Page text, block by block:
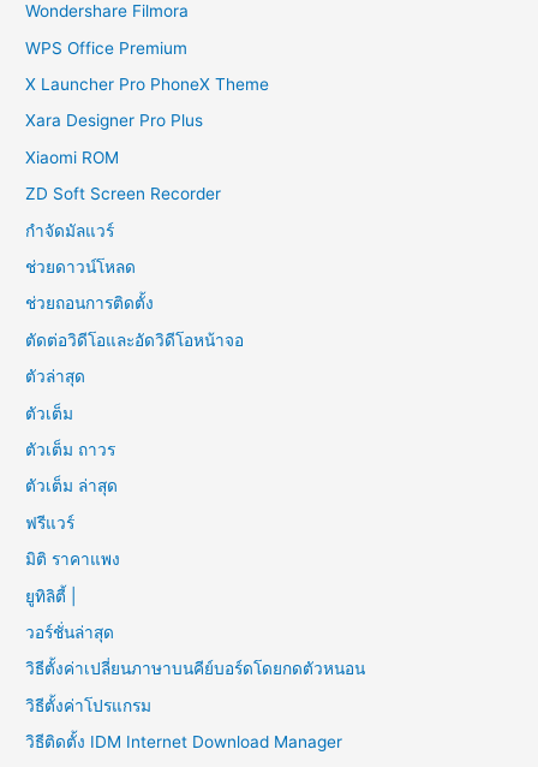
Wondershare Filmora
WPS Office Premium
X Launcher Pro PhoneX Theme
Xara Designer Pro Plus
Xiaomi ROM
ZD Soft Screen Recorder
กำจัดมัลแวร์
ช่วยดาวน์โหลด
ช่วยถอนการติดตั้ง
ตัดต่อวิดีโอและอัดวิดีโอหน้าจอ
ตัวล่าสุด
ตัวเต็ม
ตัวเต็ม ถาวร
ตัวเต็ม ล่าสุด
ฟรีแวร์
มิติ ราคาแพง
ยูทิลิตี้ |
วอร์ชั่นล่าสุด
วิธีตั้งค่าเปลี่ยนภาษาบนคีย์บอร์ดโดยกดตัวหนอน
วิธีตั้งค่าโปรแกรม
วิธีติดตั้ง IDM Internet Download Manager